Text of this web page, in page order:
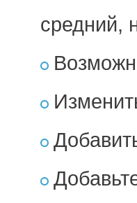
средний,